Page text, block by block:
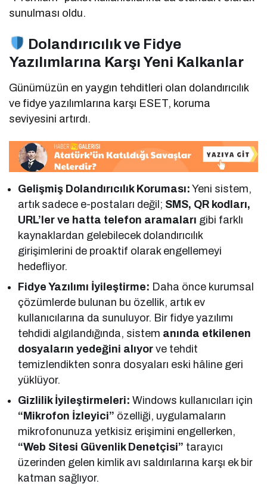
sunulması oldu.
Dolandırıcılık ve Fidye
Yazılımlarına Karşı Yeni Kalkanlar
Günümüzün en yaygın tehditleri olan dolandırıcılık
ve fidye yazılımlarına karşı ESET, koruma
seviyesini artırdı.
Gelişmiş Dolandırıcılık Koruması: Yeni sistem,
artık sadece e-postaları değil; SMS, QR kodları,
URL’ler ve hatta telefon aramaları gibi farklı
kaynaklardan gelebilecek dolandırıcılık
girişimlerini de proaktif olarak engellemeyi
hedefliyor.
Fidye Yazılımı İyileştirme: Daha önce kurumsal
çözümlerde bulunan bu özellik, artık ev
kullanıcılarına da sunuluyor. Bir fidye yazılımı
tehdidi algılandığında, sistem anında etkilenen
dosyaların yedeğini alıyor ve tehdit
temizlendikten sonra dosyaları eski hâline geri
yüklüyor.
Gizlilik İyileştirmeleri: Windows kullanıcıları için
“Mikrofon İzleyici” özelliği, uygulamaların
mikrofonunuza yetkisiz erişimini engellerken,
“Web Sitesi Güvenlik Denetçisi” tarayıcı
üzerinden gelen kimlik avı saldırılarına karşı ek bir
katman sağlıyor.